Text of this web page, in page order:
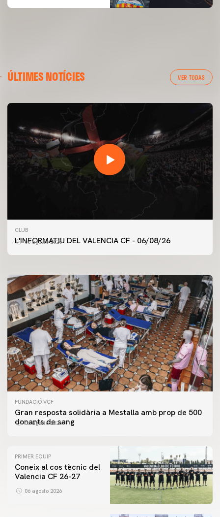
ÚLTIMES NOTÍCIES VER TODAS
CLUB
L'INFORMATIU DEL VALENCIA CF - 06/08/26
06 agosto 2026
PRIMER EQUIP
ENTRENAMENT DEL VALENCIA CF 6/8/2026
FUNDACIÓ VCF
Gran resposta solidària a Mestalla amb prop de 500
donants de sang
06 agosto 2026
PRIMER EQUIP
Coneix al cos tècnic del
Valencia CF 26-27
06 agosto 2026